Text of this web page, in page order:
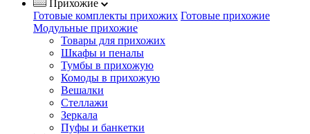
Прихожие
Готовые комплекты прихожих Готовые прихожие
Модульные прихожие
Товары для прихожих
Шкафы и пеналы
Тумбы в прихожую
Комоды в прихожую
Вешалки
Стеллажи
Зеркала
Пуфы и банкетки